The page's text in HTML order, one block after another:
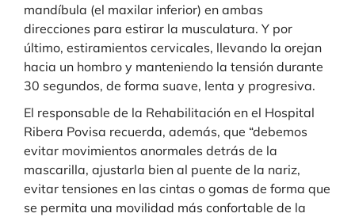
mandíbula (el maxilar inferior) en ambas
direcciones para estirar la musculatura. Y por
último, estiramientos cervicales, llevando la orejan
hacia un hombro y manteniendo la tensión durante
30 segundos, de forma suave, lenta y progresiva.
El responsable de la Rehabilitación en el Hospital
Ribera Povisa recuerda, además, que “debemos
evitar movimientos anormales detrás de la
mascarilla, ajustarla bien al puente de la nariz,
evitar tensiones en las cintas o gomas de forma que
se permita una movilidad más confortable de la